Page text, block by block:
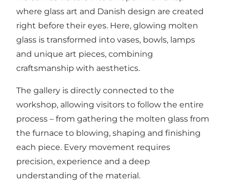
where glass art and Danish design are created
right before their eyes. Here, glowing molten
glass is transformed into vases, bowls, lamps
and unique art pieces, combining
craftsmanship with aesthetics.
The gallery is directly connected to the
workshop, allowing visitors to follow the entire
process – from gathering the molten glass from
the furnace to blowing, shaping and finishing
each piece. Every movement requires
precision, experience and a deep
understanding of the material.